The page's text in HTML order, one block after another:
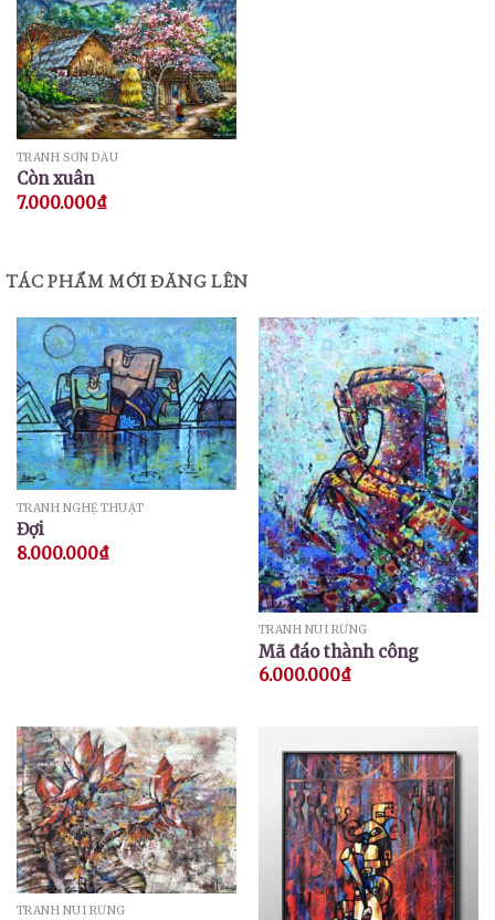
TRANH SƠN DẦU
Còn xuân
7.000.000₫
TÁC PHẨM MỚI ĐĂNG LÊN
TRANH NGHỆ THUẬT
Đợi
8.000.000₫
TRANH NÚI RỪNG
Mã đáo thành công
6.000.000₫
TRANH NÚI RỪNG